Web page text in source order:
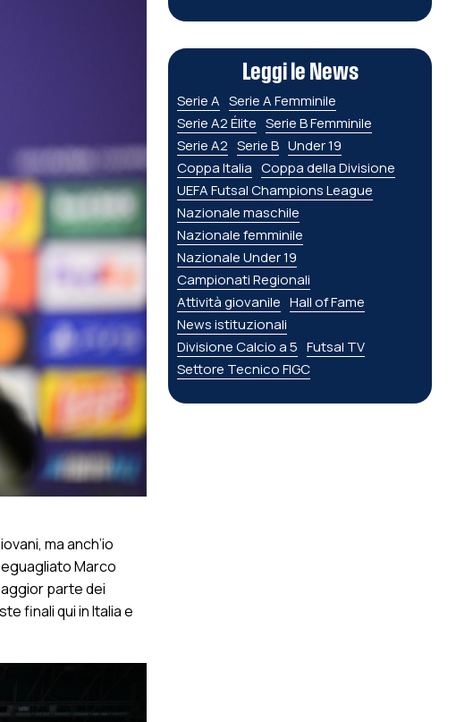
ma anch’io
Marco
parte dei
finali qui in Italia e
Leggi le News
Serie A Serie A Femminile
Serie A2 Élite Serie B Femminile
Serie A2 Serie B Under 19
Coppa Italia Coppa della Divisione
UEFA Futsal Champions League
Nazionale maschile
Nazionale femminile
Nazionale Under 19
Campionati Regionali
Attività giovanile Hall of Fame
News istituzionali
Divisione Calcio a 5 Futsal TV
Settore Tecnico FIGC